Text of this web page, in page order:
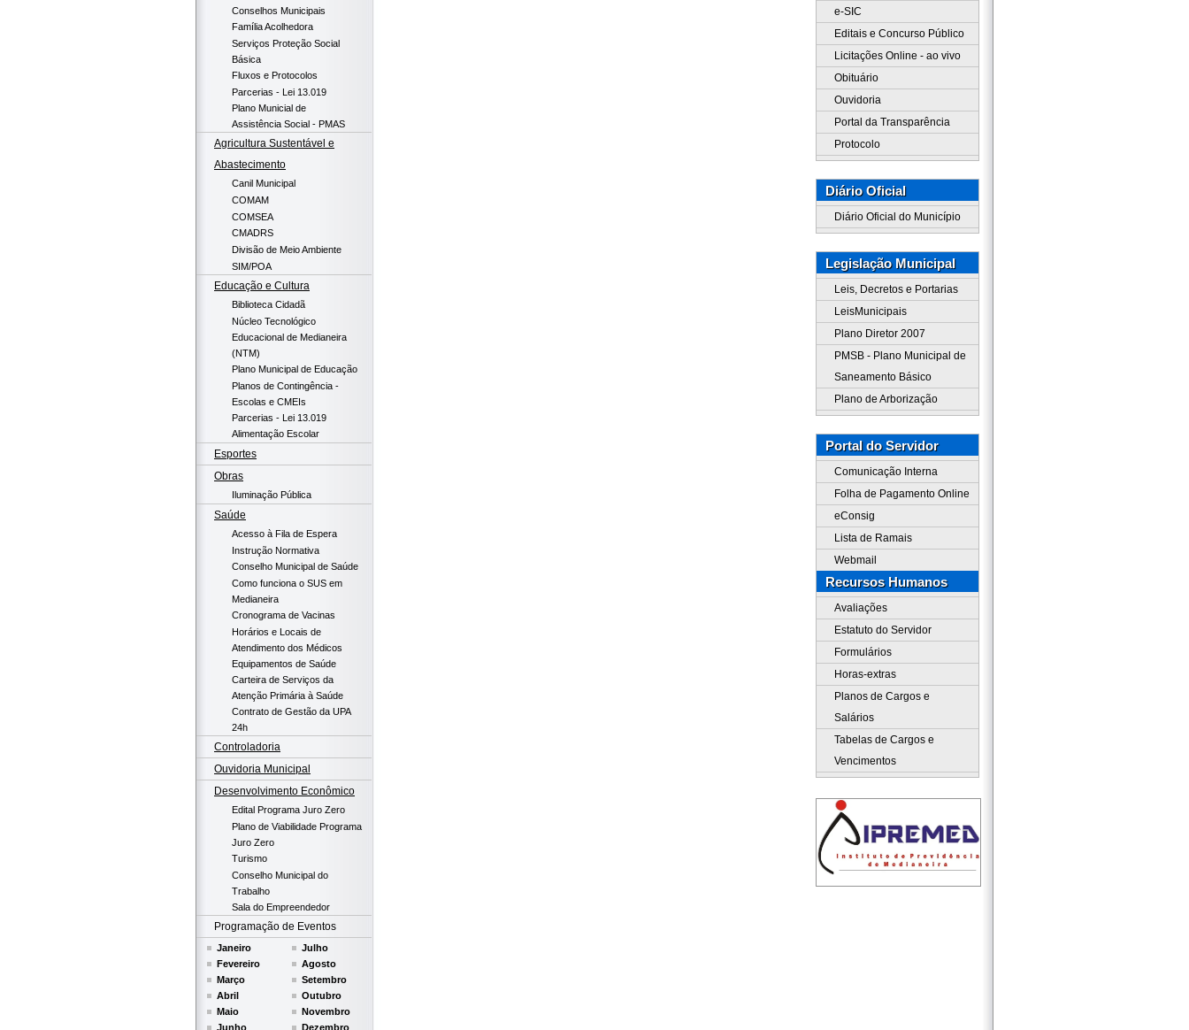
Conselhos Municipais
Família Acolhedora
Serviços Proteção Social
Básica
Fluxos e Protocolos
Parcerias - Lei 13.019
Plano Municial de
Assistência Social - PMAS
Agricultura Sustentável e
Abastecimento
Canil Municipal
COMAM
COMSEA
CMADRS
Divisão de Meio Ambiente
SIM/POA
Educação e Cultura
Biblioteca Cidadã
Núcleo Tecnológico
Educacional de Medianeira
(NTM)
Plano Municipal de Educação
Planos de Contingência -
Escolas e CMEIs
Parcerias - Lei 13.019
Alimentação Escolar
Esportes
Obras
Iluminação Pública
Saúde
Acesso à Fila de Espera
Instrução Normativa
Conselho Municipal de Saúde
Como funciona o SUS em
Medianeira
Cronograma de Vacinas
Horários e Locais de
Atendimento dos Médicos
Equipamentos de Saúde
Carteira de Serviços da
Atenção Primária à Saúde
Contrato de Gestão da UPA
24h
Controladoria
Ouvidoria Municipal
Desenvolvimento Econômico
Edital Programa Juro Zero
Plano de Viabilidade Programa
Juro Zero
Turismo
Conselho Municipal do
Trabalho
Sala do Empreendedor
Programação de Eventos
Janeiro
Fevereiro
Março
Abril
Maio
Junho
Julho
Agosto
Setembro
Outubro
Novembro
Dezembro
e-SIC
Editais e Concurso Público
Licitações Online - ao vivo
Obituário
Ouvidoria
Portal da Transparência
Protocolo
Diário Oficial
Diário Oficial do Município
Legislação Municipal
Leis, Decretos e Portarias
LeisMunicipais
Plano Diretor 2007
PMSB - Plano Municipal de
Saneamento Básico
Plano de Arborização
Portal do Servidor
Comunicação Interna
Folha de Pagamento Online
eConsig
Lista de Ramais
Webmail
Recursos Humanos
Avaliações
Estatuto do Servidor
Formulários
Horas-extras
Planos de Cargos e
Salários
Tabelas de Cargos e
Vencimentos